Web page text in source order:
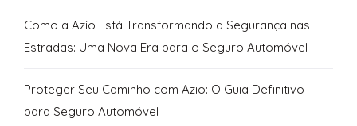
Como a Azio Está Transformando a Segurança nas
Estradas: Uma Nova Era para o Seguro Automóvel
Proteger Seu Caminho com Azio: O Guia Definitivo
para Seguro Automóvel